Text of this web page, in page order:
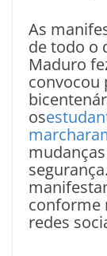
As
de todo o
Maduro
convocou
os
conforme
redes